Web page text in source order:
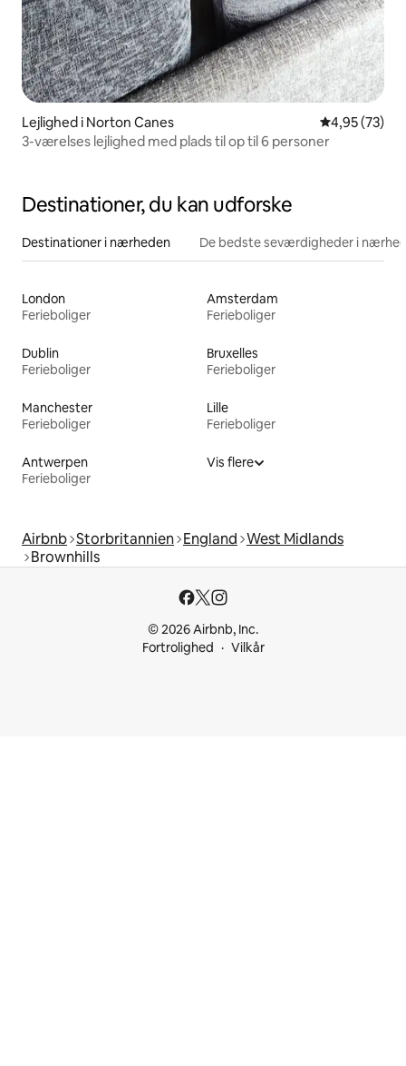
Lejlighed i Norton Canes 4,95 ud af 5 i
4,95 (73)
3-værelses lejlighed med plads til op til 6 personer
Destinationer, du kan udforske
Destinationer i nærheden De bedste seværdigheder i
London
Ferieboliger
Amsterdam
Ferieboliger
Dublin
Ferieboliger
Bruxelles
Ferieboliger
Manchester
Ferieboliger
Lille
Ferieboliger
Antwerpen
Ferieboliger
Vis flere
Airbnb Storbritannien England West Midlands
Brownhills
© 2026 Airbnb, Inc.
Fortrolighed
Vilkår